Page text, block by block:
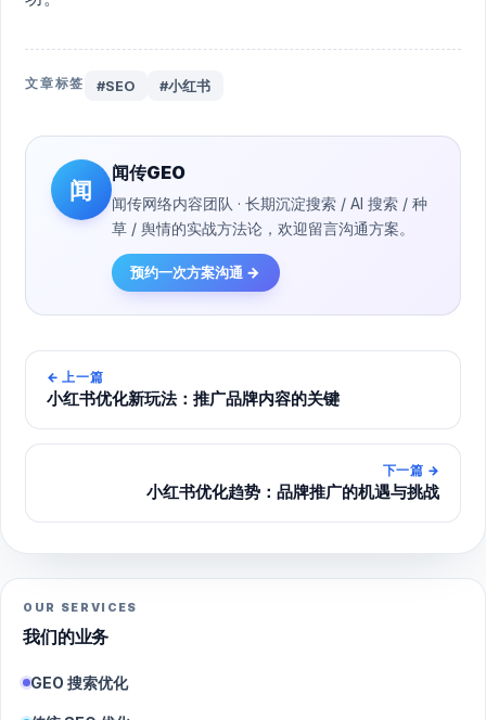
文章标签 #SEO #小红书
闻
闻传GEO
闻传网络内容团队 · 长期沉淀搜索 / AI 搜索 / 种
草 / 舆情的实战方法论，欢迎留言沟通方案。
预约一次方案沟通 →
← 上一篇
小红书优化新玩法：推广品牌内容的关键
下一篇 →
小红书优化趋势：品牌推广的机遇与挑战
OUR SERVICES
我们的业务
GEO 搜索优化